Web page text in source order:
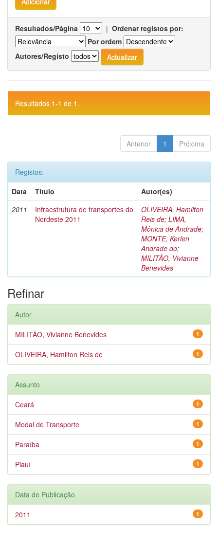
Resultados/Página | Ordenar registos por:
Por ordem
Autores/Registo
Resultados 1-1 de 1.
Anterior 1 Próxima
Registos:
Data
Título
Autor(es)
2011
Infraestrutura de transportes do
Nordeste 2011
OLIVEIRA, Hamilton
Reis de; LIMA,
Mônica de Andrade;
MONTE, Kerlen
Andrade do;
MILITÃO, Vivianne
Benevides
Refinar
Autor
1
MILITÃO, Vivianne Benevides
1
OLIVEIRA, Hamilton Reis de
Assunto
1
Ceará
1
Modal de Transporte
1
Paraíba
1
Piauí
Data de Publicação
1
2011